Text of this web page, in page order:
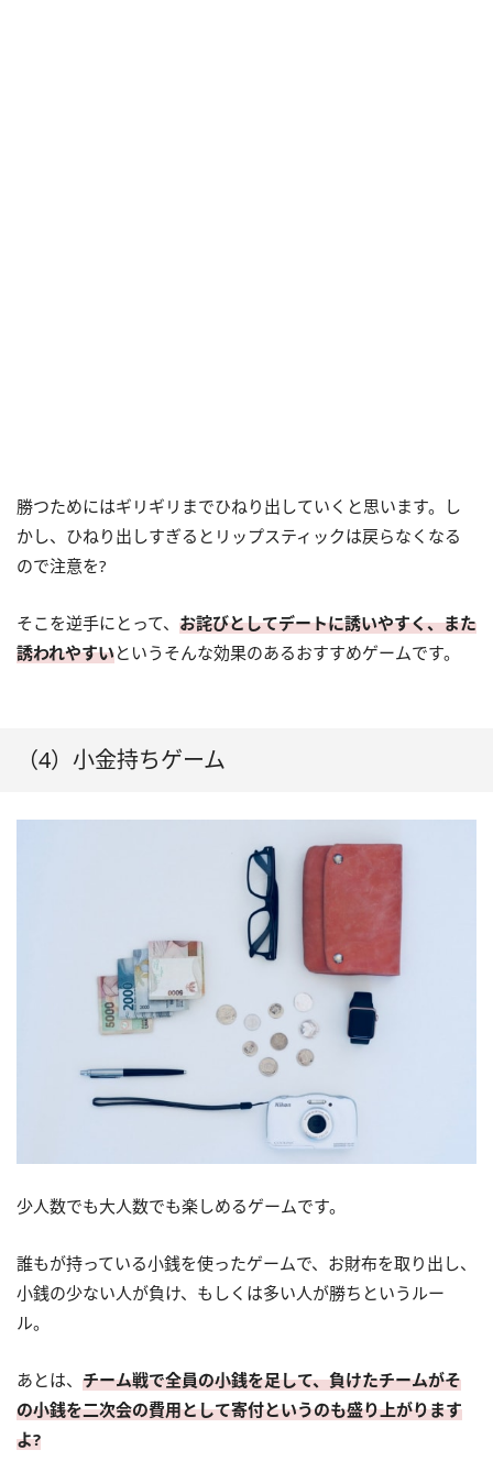
勝つためにはギリギリまでひねり出していくと思います。し
かし、ひねり出しすぎるとリップスティックは戻らなくなる
ので注意を?
そこを逆手にとって、 お詫びとしてデートに誘いやすく、また
誘われやすいというそんな効果のあるおすすめゲームです。
（4）小金持ちゲーム
少人数でも大人数でも楽しめるゲームです。
誰もが持っている小銭を使ったゲームで、お財布を取り出し、
小銭の少ない人が負け、もしくは多い人が勝ちというルー
ル。
あとは、 チーム戦で全員の小銭を足して、負けたチームがそ
の小銭を二次会の費用として寄付というのも盛り上がります
よ?